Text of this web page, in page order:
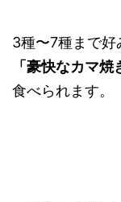
3種〜7種まで好
「豪快なカマ焼
食べられます。